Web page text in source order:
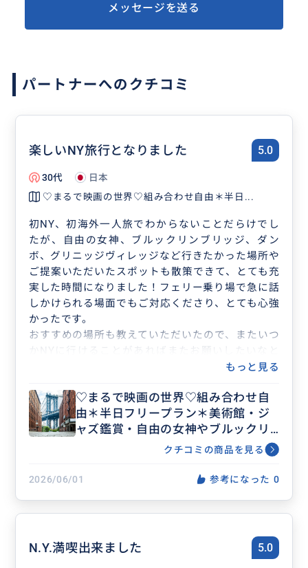
メッセージを送る
パートナーへのクチコミ
楽しいNY旅行となりました 5.0
30代
日本
♡まるで映画の世界♡組み合わせ自由＊半日...
初NY、初海外一人旅でわからないことだらけでし
たが、自由の女神、ブルックリンブリッジ、ダン
ボ、グリニッジヴィレッジなど行きたかった場所や
ご提案いただいたスポットも散策できて、とても充
実した時間になりました！フェリー乗り場で急に話
しかけられる場面でもご対応くださり、とても心強
かったです。
おすすめの場所も教えていただいたので、またいつ
かNYに行けることがあればまたお願いしたいなと
もっと見る
♡まるで映画の世界♡組み合わせ自
由＊半日フリープラン＊美術館・ジ
ャズ鑑賞・自由の女神やブルックリ
ン等ビジネス渡航にもおすすめ♡人
クチコミの商品を見る
2026/06/01 参考になった 0
N.Y.満喫出来ました 5.0